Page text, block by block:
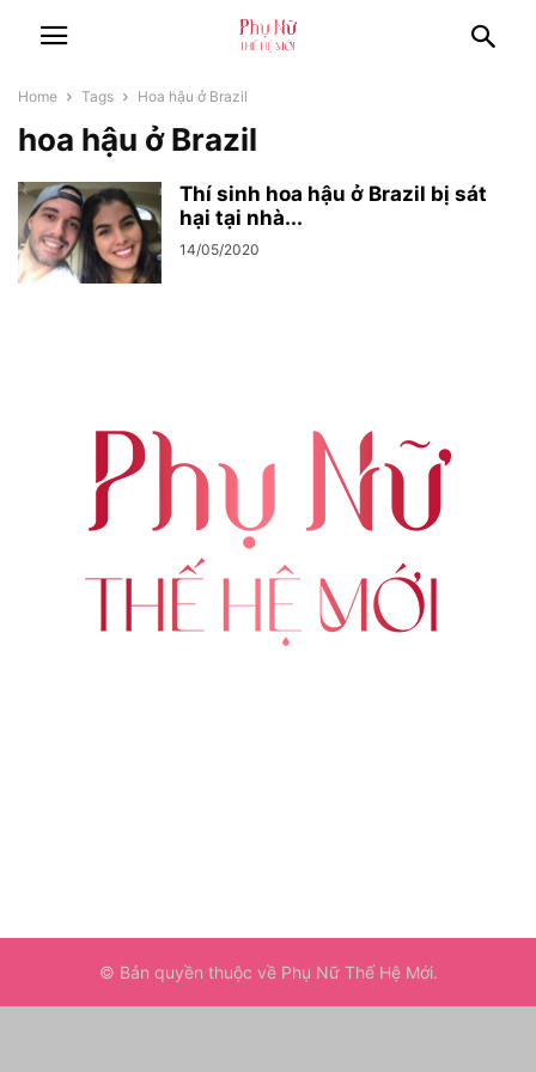
Home Tags Hoa hậu ở Brazil
hoa hậu ở Brazil
Thí sinh hoa hậu ở Brazil bị sát
hại tại nhà...
14/05/2020
© Bản quyền thuộc về Phụ Nữ Thế Hệ Mới.